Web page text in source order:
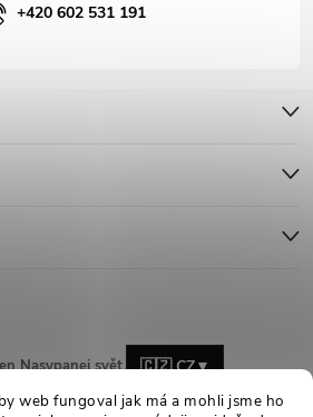
web fungoval jak má a mohli jsme ho
+420 602 531 191
Nasypanej svět. 🇨🇿 CZ▼